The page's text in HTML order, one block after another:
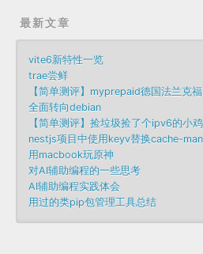
最新文章
vite6新特性一览
trae尝鲜
【简单测评】myprepaid德国法兰克福
全面转向debian
【简单测评】捡垃圾捡了个ipv6的小鸡
nestjs项目中使用keyv替换cache-
用macbook玩原神
对AI辅助编程的一些思考
AI辅助编程实践体会
用过的类pip包管理工具总结